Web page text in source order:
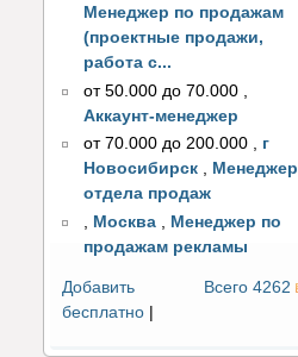
Менеджер по продажам
(проектные продажи,
работа с...
от 50.000 до 70.000
Аккаунт-менеджер
от 70.000 до 200.000 , г
Новосибирск , Менеджер
отдела продаж
, Москва , Менеджер по
продажам рекламы
Всего 4262
Добавить
бесплатно